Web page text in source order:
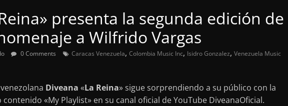
presenta la segunda edición de
a Wilfrido Vargas
0 Comments Caracas Venezuela, Colombia Music Inc, Isidro Gonzalez, Venezuela Music
Diveana «La Reina» sigue sorprendiendo a su público con la
«My Playlist» en su canal oficial de YouTube DiveanaOficial.